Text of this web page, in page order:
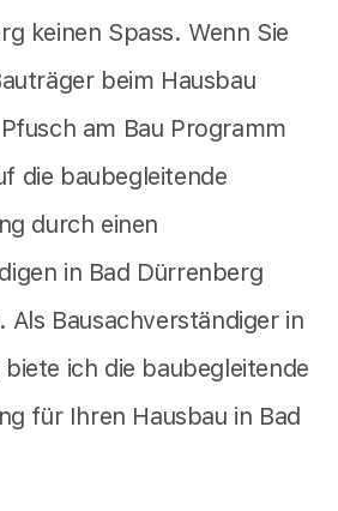
keinen Spass. Wenn Sie
beim Hausbau
am Bau Programm
die baubegleitende
durch einen
in Bad Dürrenberg
Als Bausachverständiger in
ich die baubegleitende
für Ihren Hausbau in Bad